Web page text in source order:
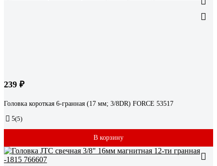
239 ₽
Головка короткая 6-гранная (17 мм; 3/8DR) FORCE 53517
5(5)
В корзину